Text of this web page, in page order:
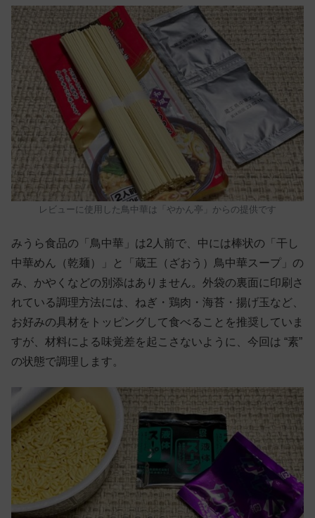
レビューに使用した鳥中華は「やかん亭」からの提供です
みうら食品の「鳥中華」は2人前で、中には棒状の「干し
中華めん（乾麺）」と「蔵王（ざおう）鳥中華スープ」の
み、かやくなどの別添はありません。外袋の裏面に印刷さ
れている調理方法には、ねぎ・鶏肉・海苔・揚げ玉など、
お好みの具材をトッピングして食べることを推奨していま
すが、材料による味覚差を起こさないように、今回は “素”
の状態で調理します。